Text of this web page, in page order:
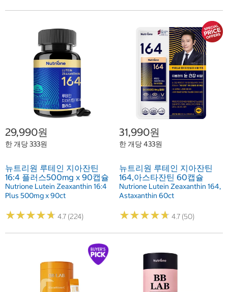
29,990원
한 개당 333원
뉴트리원 루테인 지아잔틴
16:4 플러스500mg x 90캡슐
Nutrione Lutein Zeaxanthin 16:4
Plus 500mg x 90ct
★★★★★
★★★★★ 4.7 (224)
31,990원
한 개당 433원
뉴트리원 루테인 지아잔틴
164,아스타잔틴 60캡슐
Nutrione Lutein Zeaxanthin 164,
Astaxanthin 60ct
★★★★★
★★★★★ 4.7 (50)